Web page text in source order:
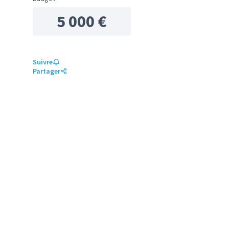
catégorie : Proposition libre
5 000 €
Suivre
Partager